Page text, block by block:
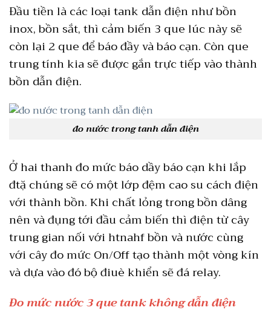
Đầu tiền là các loại tank dẫn điện như bồn
inox, bồn sắt, thì cảm biến 3 que lúc này sẽ
còn lại 2 que để báo đầy và báo cạn. Còn que
trung tính kia sẽ được gắn trực tiếp vào thành
bồn dẫn điện.
đo nước trong tanh dẫn điện
Ở hai thanh đo mức báo dầy báo cạn khi lắp
đtặ chúng sẽ có một lớp đệm cao su cách điện
với thành bồn. Khi chất lỏng trong bồn dâng
nên và đụng tới đầu cảm biến thì điện từ cây
trung gian nối với htnahf bồn và nước cùng
với cây đo mức On/Off tạo thành một vòng kín
và dựa vào đó bộ điuè khiển sẽ đá relay.
Đo mức nước 3 que tank không dẫn điện